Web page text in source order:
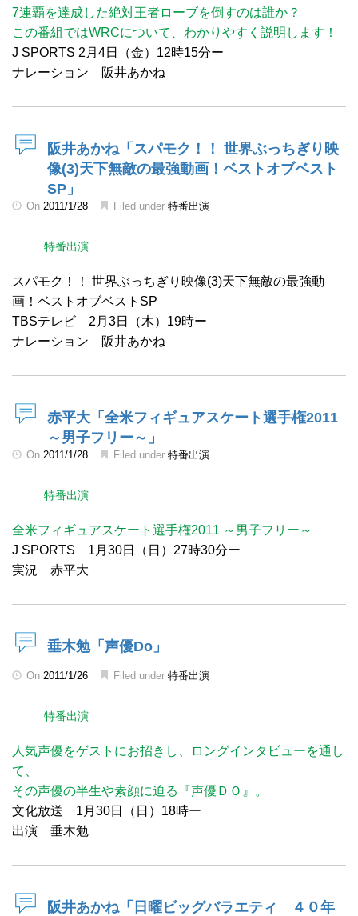
7連覇を達成した絶対王者ローブを倒すのは誰か？
この番組ではWRCについて、わかりやすく説明します！
J SPORTS 2月4日（金）12時15分ー
ナレーション 阪井あかね
阪井あかね「スパモク！！ 世界ぶっちぎり映
像(3)天下無敵の最強動画！ベストオブベスト
SP」
On 2011/1/28 Filed under 特番出演
特番出演
スパモク！！ 世界ぶっちぎり映像(3)天下無敵の最強動
画！ベストオブベストSP
TBSテレビ 2月3日（木）19時ー
ナレーション 阪井あかね
赤平大「全米フィギュアスケート選手権2011
～男子フリー～」
On 2011/1/28 Filed under 特番出演
特番出演
全米フィギュアスケート選手権2011 ～男子フリー～
J SPORTS 1月30日（日）27時30分ー
実況 赤平大
垂木勉「声優Do」
On 2011/1/26 Filed under 特番出演
特番出演
人気声優をゲストにお招きし、ロングインタビューを通し
て、
その声優の半生や素顔に迫る『声優ＤＯ』。
文化放送 1月30日（日）18時ー
出演 垂木勉
阪井あかね「日曜ビッグバラエティ ４０年